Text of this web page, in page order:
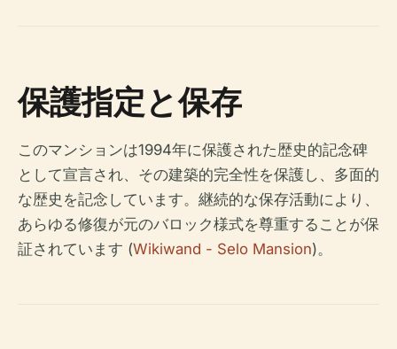
保護指定と保存
このマンションは1994年に保護された歴史的記念碑
として宣言され、その建築的完全性を保護し、多面的
な歴史を記念しています。継続的な保存活動により、
あらゆる修復が元のバロック様式を尊重することが保
証されています (Wikiwand - Selo Mansion)。